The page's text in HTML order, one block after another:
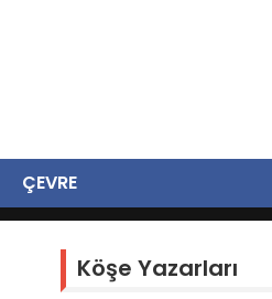
ÇEVRE
Köşe Yazarları